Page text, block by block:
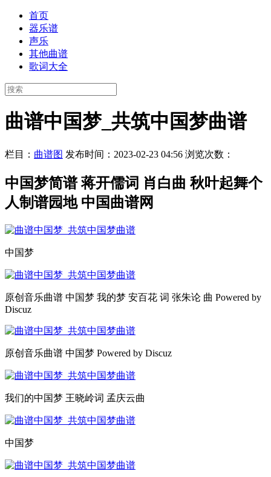
首页
器乐谱
声乐
其他曲谱
歌词大全
曲谱中国梦_共筑中国梦曲谱
栏目： 曲谱图 发布时间：2023-02-23 04:56 浏览次数：
中国梦简谱 蒋开儒词 肖白曲 秋叶起舞个
人制谱园地 中国曲谱网
中国梦
原创音乐曲谱 中国梦 我的梦 安百花 词 张朱论 曲 Powered by
Discuz
原创音乐曲谱 中国梦 Powered by Discuz
我们的中国梦 王晓岭词 孟庆云曲
中国梦